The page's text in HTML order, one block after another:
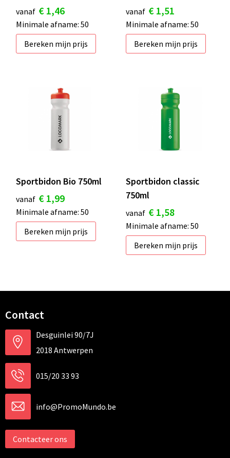
vanaf € 1,46
Minimale afname: 50
Bereken mijn prijs
vanaf € 1,51
Minimale afname: 50
Bereken mijn prijs
Sportbidon Bio 750ml
vanaf € 1,99
Minimale afname: 50
Bereken mijn prijs
Sportbidon classic
750ml
vanaf € 1,58
Minimale afname: 50
Bereken mijn prijs
Contact
Desguinlei 90/7J
2018 Antwerpen
015/20 33 93
info@PromoMundo.be
Contacteer ons